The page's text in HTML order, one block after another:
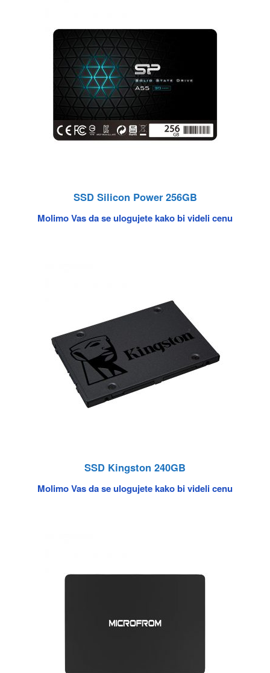
SSD Silicon Power 256GB
Molimo Vas da se ulogujete kako bi videli cenu
SSD Kingston 240GB
Molimo Vas da se ulogujete kako bi videli cenu